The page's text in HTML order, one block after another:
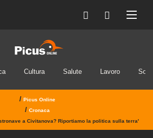
Cultura Salute Lavoro
/ Picus Online
/ Cronaca
a Civitanova? Riportiamo la politica sulla terra'